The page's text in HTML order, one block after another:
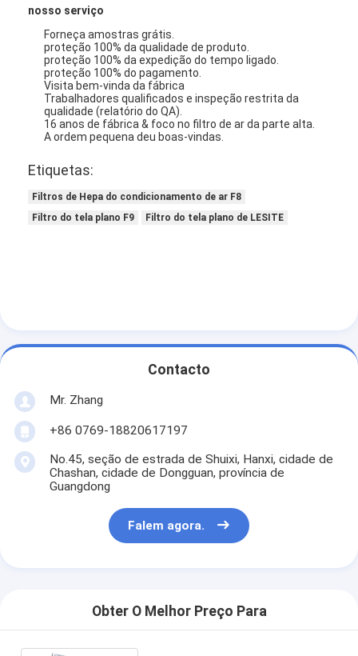
Soldador do quadro
Filtros de Hepa do condicionamento de ar
filtros do purificador do ar
Filtro de saco de alumínio
Filtro de saco da poeira
Origâmi que dobra a máquina
máquina de costura ultrassônica
nosso serviço
Forneça amostras grátis.
proteção 100% da qualidade de produto.
proteção 100% da expedição do tempo ligado.
proteção 100% do pagamento.
Visita bem-vinda da fábrica
Trabalhadores qualificados e inspeção restrita da
qualidade (relatório do QA).
16 anos de fábrica & foco no filtro de ar da parte alta.
A ordem pequena deu boas-vindas.
Etiquetas:
Filtros de Hepa do condicionamento de ar F8
Filtro do tela plano F9
Filtro do tela plano de LESITE
Contacto
Mr. Zhang
+86 0769-18820617197
No.45, seção de estrada de Shuixi, Hanxi, cidade de
Chashan, cidade de Dongguan, província de
Guangdong
Falem agora.
Obter O Melhor Preço Para